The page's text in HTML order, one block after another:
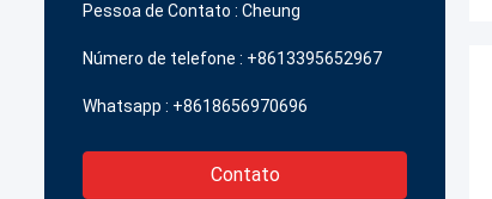
Pessoa de Contato : Cheung
Número de telefone : +8613395652967
Whatsapp : +8618656970696
Contato